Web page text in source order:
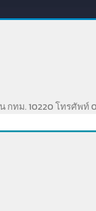
กทม. 10220 โทรศัพท์